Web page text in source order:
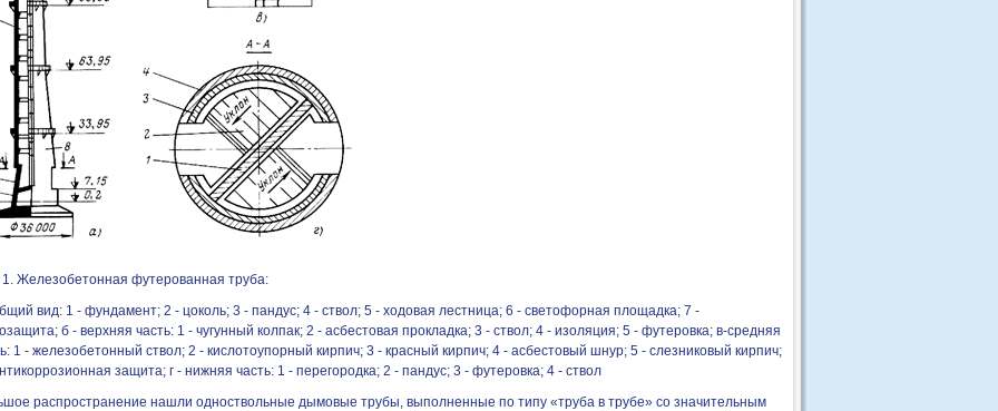
1. Железобетонная футерованная труба:
вид: 1 - фундамент; 2 - цоколь; 3 - пандус; 4 - ствол; 5 - ходовая лестница; 6 - светофорная площадка; 7 -
б - верхняя часть: 1 - чугунный колпак; 2 - асбестовая прокладка; 3 - ствол; 4 - изоляция; 5 - футеровка; в-средняя
1 - железобетонный ствол; 2 - кислотоупорный кирпич; 3 - красный кирпич; 4 - асбестовый шнур; 5 - слезниковый кирпич;
защита; г - нижняя часть: 1 - перегородка; 2 - пандус; 3 - футеровка; 4 - ствол
распространение нашли одноствольные дымовые трубы, выполненные по типу «труба в трубе» со значительным